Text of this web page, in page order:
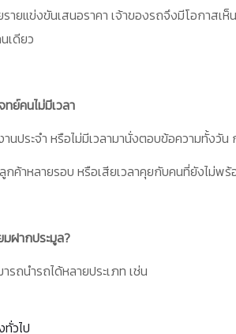
ายแข่งขันเสนอราคา เจ้าของรถจึงมีโอกาสเ
เดียว
ทย์คนไม่มีเวลา
นประจำ หรือไม่มีเวลามานั่งตอบข้อความทั้งวัน
ค้าหลายรอบ หรือเสียเวลาคุยกับคนที่ยังไม่พ
ฝากประมูล?
รถนำรถได้หลายประเภท เช่น
วไป